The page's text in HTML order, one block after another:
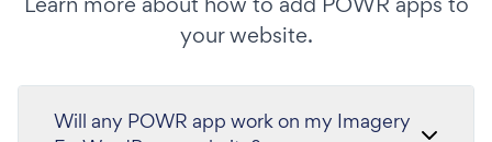
your website.
Will any POWR app work on my Imagery